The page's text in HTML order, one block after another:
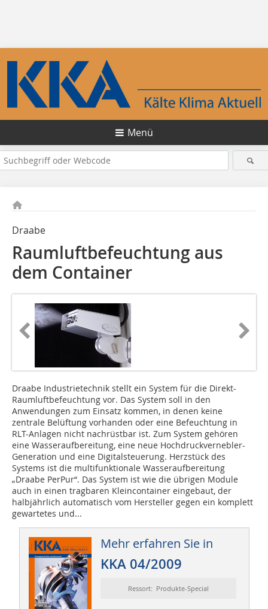
Menü
Draabe
Raumluftbefeuchtung aus
dem Container
Draabe Industrietechnik stellt ein System für die Direkt-
Raumluftbefeuchtung vor. Das System soll in den
Anwendungen zum Einsatz kommen, in denen keine
zentrale Belüftung vorhanden oder eine Befeuchtung in
RLT-Anlagen nicht nachrüstbar ist. Zum System gehören
eine Wasseraufbereitung, eine neue Hochdruckvernebler-
Generation und eine Digitalsteuerung. Herzstück des
Systems ist die multifunktionale Wasseraufbereitung
„Draabe PerPur“. Das System ist wie die übrigen Module
auch in einen tragbaren Kleincontainer eingebaut, der
halbjährlich automatisch vom Hersteller gegen ein komplett
gewartetes und...
Mehr erfahren Sie in
KKA 04/2009
Ressort: Produkte-Special